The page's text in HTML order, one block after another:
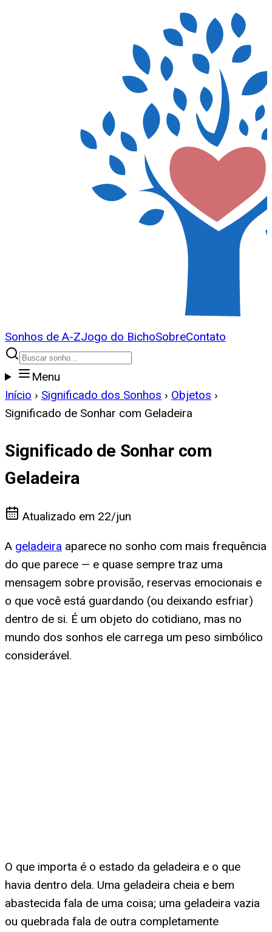
Sonhos de A-ZJogo do BichoSobreContato
Menu
Início › Significado dos Sonhos › Objetos ›
Significado de Sonhar com Geladeira
Significado de Sonhar com
Geladeira
Atualizado em 22/jun
A geladeira aparece no sonho com mais frequência
do que parece — e quase sempre traz uma
mensagem sobre provisão, reservas emocionais e
o que você está guardando (ou deixando esfriar)
dentro de si. É um objeto do cotidiano, mas no
mundo dos sonhos ele carrega um peso simbólico
considerável.
O que importa é o estado da geladeira e o que
havia dentro dela. Uma geladeira cheia e bem
abastecida fala de uma coisa; uma geladeira vazia
ou quebrada fala de outra completamente